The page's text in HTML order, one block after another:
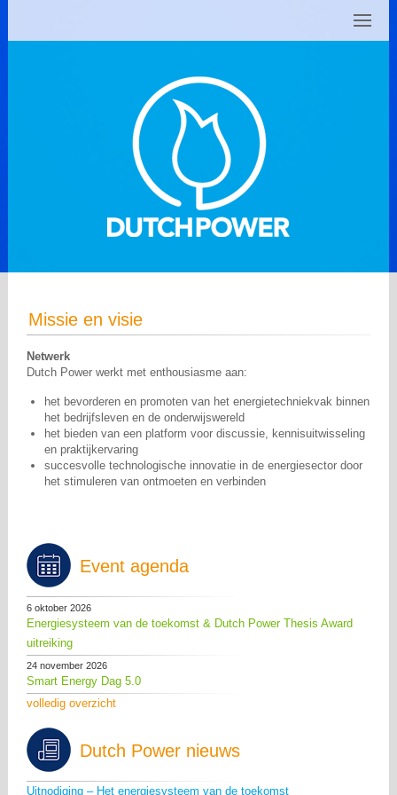
Missie en visie
Netwerk
Dutch Power werkt met enthousiasme aan:
het bevorderen en promoten van het energietechniekvak binnen
het bedrijfsleven en de onderwijswereld
het bieden van een platform voor discussie, kennisuitwisseling
en praktijkervaring
succesvolle technologische innovatie in de energiesector door
het stimuleren van ontmoeten en verbinden
Event agenda
6 oktober 2026
Energiesysteem van de toekomst & Dutch Power Thesis Award
uitreiking
24 november 2026
Smart Energy Dag 5.0
volledig overzicht
Dutch Power nieuws
Uitnodiging – Het energiesysteem van de toekomst